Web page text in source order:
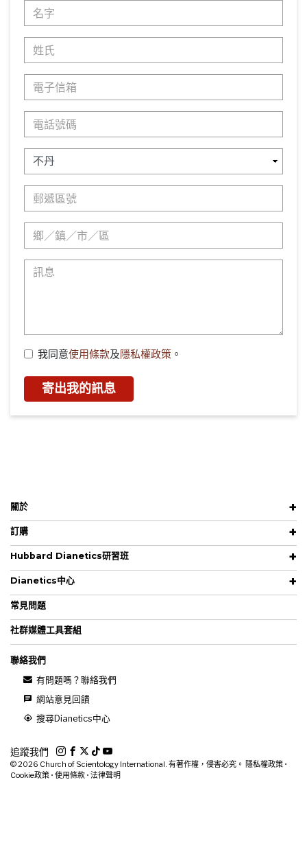
我同意使用條款及隱私權政策 。
寄出我的訊息
關於
訂購
Hubbard Dianetics研習班
Dianetics中心
常見問題
社群媒體工具套組
聯絡我們
有問題嗎？聯絡我們
網站意見回饋
搜尋Dianetics中心
追蹤我們
© 2026 Church of Scientology International. 有著作權，侵害必究。 隱私權政策 •
Cookie政策 • 使用條款 • 法律聲明